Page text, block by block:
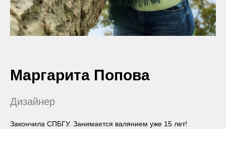
Маргарита Попова
Дизайнер
Закончила СПБГУ. Занимается валянием уже 15 лет!